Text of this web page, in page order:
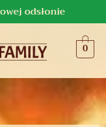
odsłonie
0